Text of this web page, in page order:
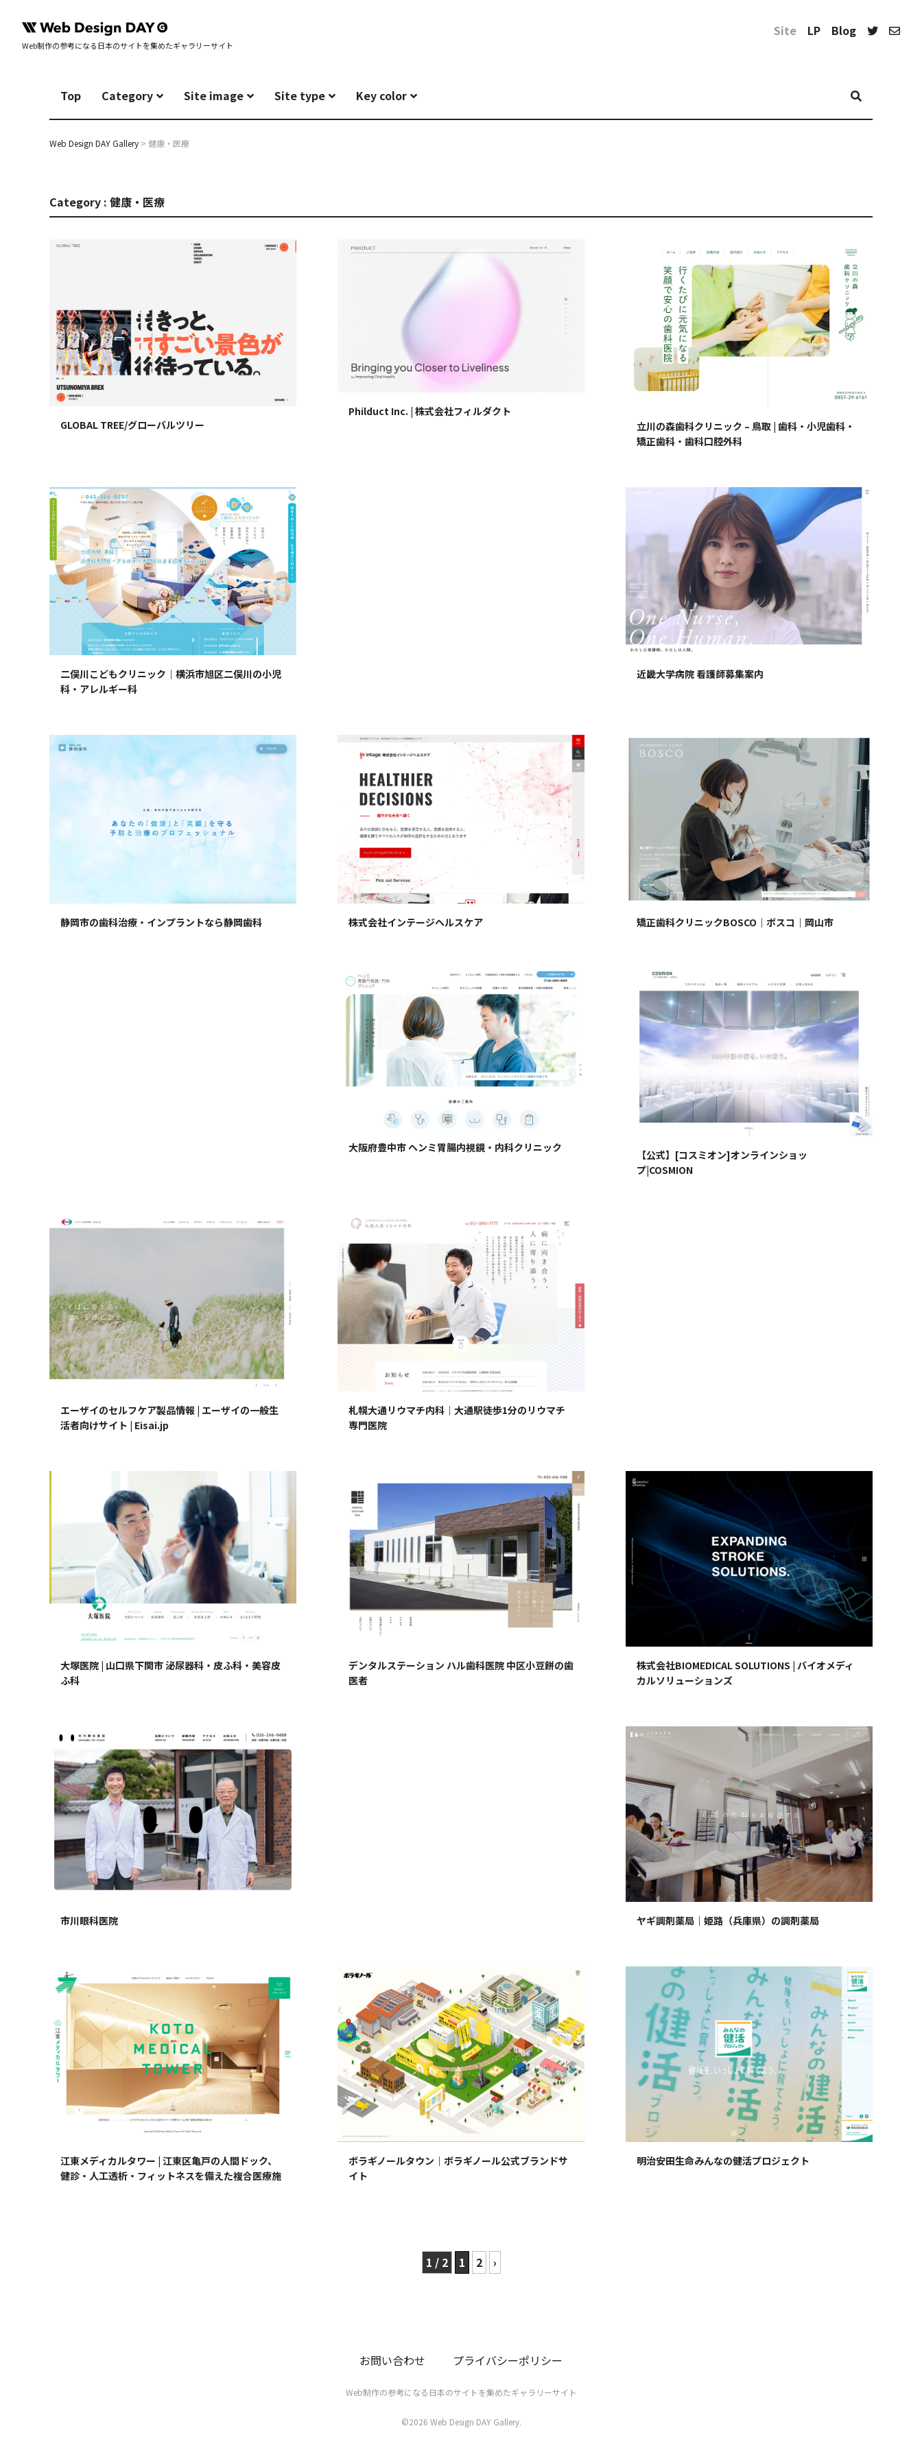
Web制作の参考になる日本のサイトを集めたギャラリーサイト
Site LP Blog
Top Category Site image Site type Key color
Web Design DAY Gallery > 健康・医療
Category : 健康・医療
GLOBAL TREE/グローバルツリー
Philduct Inc. | 株式会社フィルダクト
立川の森歯科クリニック – 鳥取 | 歯科・小児歯科・
矯正歯科・歯科口腔外科
二俣川こどもクリニック｜横浜市旭区二俣川の小児
科・アレルギー科
近畿大学病院 看護師募集案内
静岡市の歯科治療・インプラントなら静岡歯科 株式会社インテージヘルスケア 矯正歯科クリニックBOSCO｜ボスコ｜岡山市
大阪府豊中市 ヘンミ胃腸内視鏡・内科クリニック
【公式】[コスミオン]オンラインショッ
プ|COSMION
エーザイのセルフケア製品情報 | エーザイの一般生
活者向けサイト | Eisai.jp
札幌大通リウマチ内科｜大通駅徒歩1分のリウマチ
専門医院
大塚医院 | 山口県下関市 泌尿器科・皮ふ科・美容皮
ふ科
デンタルステーション ハル歯科医院 中区小豆餅の歯
医者
株式会社BIOMEDICAL SOLUTIONS | バイオメディ
カルソリューションズ
市川眼科医院 ヤギ調剤薬局｜姫路（兵庫県）の調剤薬局
江東メディカルタワー | 江東区亀戸の人間ドック、
健診・人工透析・フィットネスを備えた複合医療施
ボラギノールタウン｜ボラギノール公式ブランドサ
イト
明治安田生命みんなの健活プロジェクト
1 / 2 1 2 ›
お問い合わせ プライバシーポリシー
Web制作の参考になる日本のサイトを集めたギャラリーサイト
©2026 Web Design DAY Gallery.